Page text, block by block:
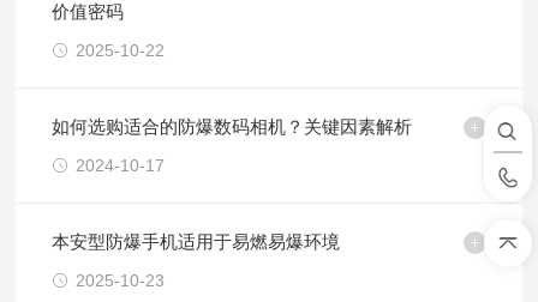
价值密码
2025-10-22
如何选购适合的防爆数码相机？关键因素解析
2024-10-17
本安型防爆手机适用于易燃易爆环境
2025-10-23